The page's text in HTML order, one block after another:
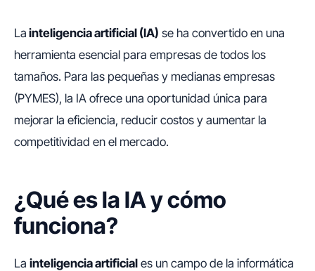
La inteligencia artificial (IA) se ha convertido en una
herramienta esencial para empresas de todos los
tamaños. Para las pequeñas y medianas empresas
(PYMES), la IA ofrece una oportunidad única para
mejorar la eficiencia, reducir costos y aumentar la
competitividad en el mercado.
¿Qué es la IA y cómo
funciona?
La inteligencia artificial es un campo de la informática